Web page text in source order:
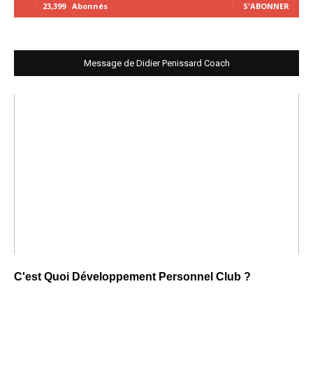
23,399 Abonnés S'ABONNER
Message de Didier Penissard Coach
C'est Quoi Développement Personnel Club ?